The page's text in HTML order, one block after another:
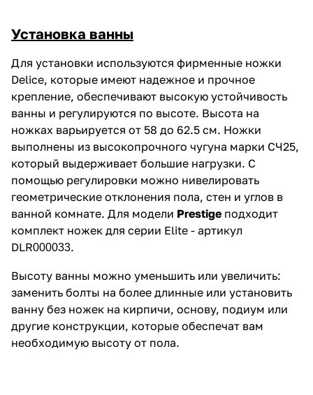
Установка ванны
Для установки используются фирменные ножки
Delice, которые имеют надежное и прочное
крепление, обеспечивают высокую устойчивость
ванны и регулируются по высоте. Высота на
ножках варьируется от 58 до 62.5 см. Ножки
выполнены из высокопрочного чугуна марки СЧ25,
который выдерживает большие нагрузки. С
помощью регулировки можно нивелировать
геометрические отклонения пола, стен и углов в
ванной комнате. Для модели Prestige подходит
комплект ножек для серии Elite - артикул
DLR000033.
Высоту ванны можно уменьшить или увеличить:
заменить болты на более длинные или установить
ванну без ножек на кирпичи, основу, подиум или
другие конструкции, которые обеспечат вам
необходимую высоту от пола.